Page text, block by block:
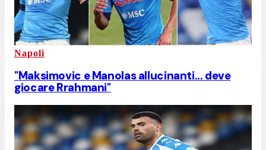
Napoli
"Maksimovic e Manolas allucinanti... deve
giocare Rrahmani"